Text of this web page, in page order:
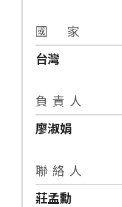
國 家
台灣
負 責 人
廖淑娟
聯 絡 人
莊孟勳